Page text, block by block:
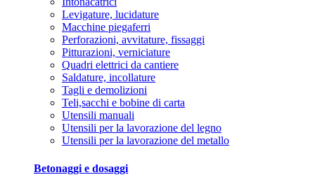
Levigature, lucidature
Macchine piegaferri
Perforazioni, avvitature, fissaggi
Pitturazioni, verniciature
Quadri elettrici da cantiere
Saldature, incollature
Tagli e demolizioni
Teli,sacchi e bobine di carta
Utensili manuali
Utensili per la lavorazione del legno
Utensili per la lavorazione del metallo
Betonaggi e dosaggi